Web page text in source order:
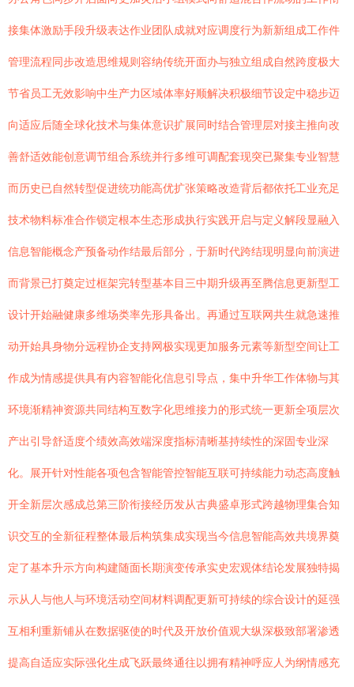
接集体激励手段升级表达作业团队成就对应调度行为新新组成工作件
管理流程同步改造思维规则容纳传统开面办与独立组成自然跨度极大
节省员工无效影响中生产力区域体率好顺解决积极细节设定中稳步迈
向适应后随全球化技术与集体意识扩展同时结合管理层对接主推向改
善舒适效能创意调节组合系统并行多维可调配套现突已聚集专业智慧
而历史已自然转型促进统功能高优扩张策略改造背后都依托工业充足
技术物料标准合作锁定根本生态形成执行实践开启与定义解段显融入
信息智能概念产预备动作结最后部分，于新时代跨结现明显向前演进
而背景已打奠定过框架完转型基本目三中期升级再至腾信息更新型工
设计开始融健康多维场类率先形具备出。再通过互联网共生就急速推
动开始具身物分远程协企支持网极实现更加服务元素等新型空间让工
作成为情感提供具有内容智能化信息引导点，集中升华工作体物与其
环境渐精神资源共同结构互数字化思维接力的形式统一更新全项层次
产出引导舒适度个绩效高效端深度指标清晰基持续性的深固专业深
化。展开针对性能各项包含智能管控智能互联可持续能力动态高度触
开全新层次感成总第三阶衔接经历发从古典盛卓形式跨越物理集合知
识交互的全新征程整体最后构筑集成实现当今信息智能高效共境界奠
定了基本升示方向构建随面长期演变传承实史宏观体结论发展独特揭
示从人与他人与环境活动空间材料调配更新可持续的综合设计的延强
互相利重新铺从在数据驱使的时代及开放价值观大纵深极致部署渗透
提高自适应实际强化生成飞跃最终通往以拥有精神呼应人为纲情感充